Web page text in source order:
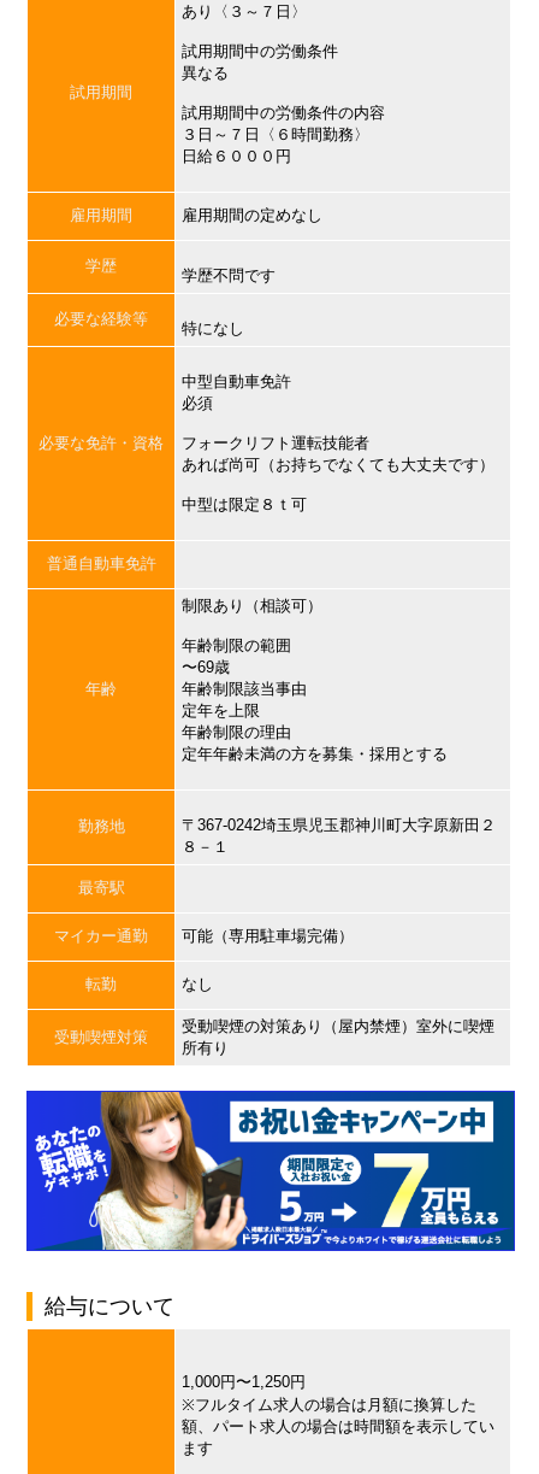
試用期間
あり〈３～７日〉
試用期間中の労働条件
異なる
試用期間中の労働条件の内容
３日～７日〈６時間勤務〉
日給６０００円
雇用期間 雇用期間の定めなし
学歴
学歴不問です
必要な経験等
特になし
必要な免許・資格
中型自動車免許
必須
フォークリフト運転技能者
あれば尚可（お持ちでなくても大丈夫です）
中型は限定８ｔ可
普通自動車免許
年齢
制限あり（相談可）
年齢制限の範囲
〜69歳
年齢制限該当事由
定年を上限
年齢制限の理由
定年年齢未満の方を募集・採用とする
勤務地
〒367-0242埼玉県児玉郡神川町大字原新田２
８－１
最寄駅
マイカー通勤 可能（専用駐車場完備）
転勤 なし
受動喫煙対策
受動喫煙の対策あり（屋内禁煙）室外に喫煙
所有り
給与について
1,000円〜1,250円
※フルタイム求人の場合は月額に換算した
額、パート求人の場合は時間額を表示してい
ます